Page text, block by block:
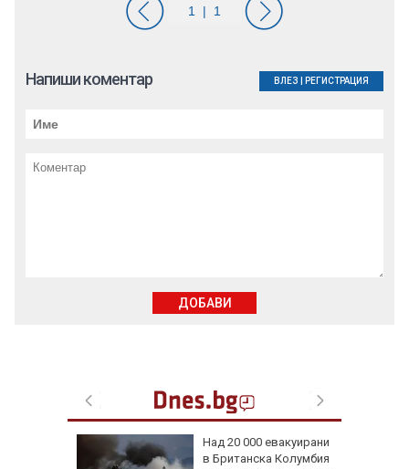
Над 20 000 евакуирани
в Британска Колумбия
Напиши коментар ВЛЕЗ РЕГИСТРАЦИЯ
ДОБАВИ